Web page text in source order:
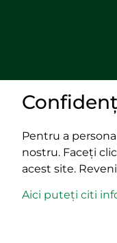
Pentru a
nostru. Faceți
acest site.
Aici puteți citi